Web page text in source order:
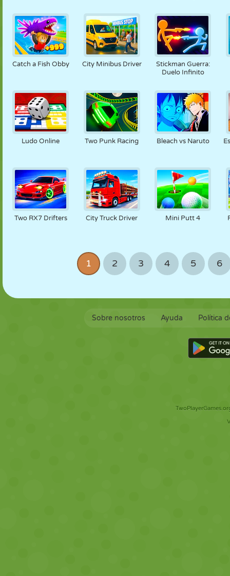
Catch a Fish Obby City Minibus Driver
Stickman Guerra:
Duelo Infinito
Ludo Online Two Punk Racing Bleach vs Naruto
Two RX7 Drifters City Truck Driver Mini Putt 4
1 2 3 4 5 6
Sobre nosotros Ayuda Política